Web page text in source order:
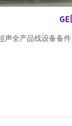
声全产品线设备备